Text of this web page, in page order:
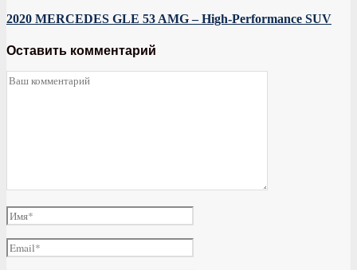
2020 MERCEDES GLE 53 AMG – High-Performance SUV
Оставить комментарий